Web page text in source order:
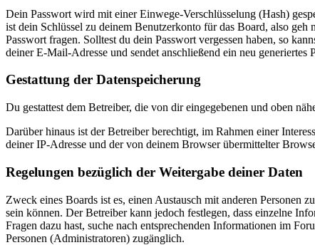
Dein Passwort wird mit einer Einwege-Verschlüsselung (Hash)
ist dein Schlüssel zu deinem Benutzerkonto für das Board, also
Passwort fragen. Solltest du dein Passwort vergessen haben, so
deiner E-Mail-Adresse und sendet anschließend ein neu
Gestattung der Datenspeicherung
Du gestattest dem Betreiber, die von dir eingegebenen und oben
Darüber hinaus ist der Betreiber berechtigt, im Rahmen einer
deiner IP-Adresse und der von deinem Browser übermittelter
Regelungen bezüglich der Weitergabe deiner Daten
Zweck eines Boards ist es, einen Austausch mit anderen
sein können. Der Betreiber kann jedoch festlegen, dass einzelne
Fragen dazu hast, suche nach entsprechenden Informationen im
Personen (Administratoren) zugänglich.